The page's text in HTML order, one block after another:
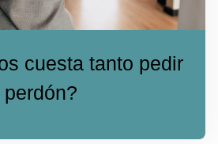
cuesta tanto pedir
perdón?